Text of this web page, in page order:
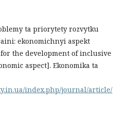
ta priorytety rozvytku
ekonomichnyi aspekt
the development of inclusive
aspect]. Ekonomika ta
index.php/journal/article/